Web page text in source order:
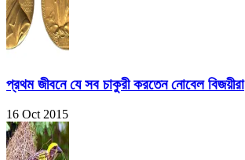
প্রথম জীবনে যে সব চাকুরী করতেন নোবেল বিজয়ীরা
16 Oct 2015